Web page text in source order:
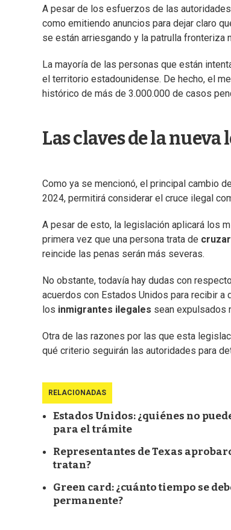
A pesar de los esfuerzos de las
como emitiendo anuncios para dejar claro
se están arriesgando y la patrulla fronteriza
La mayoría de las personas que están
el territorio estadounidense. De hecho, el
histórico de más de 3.000.000 de casos
Las claves de la
Como ya se mencionó, el principal cambio
2024, permitirá considerar el cruce ilegal
A pesar de esto, la legislación aplicará los
primera vez que una persona trata de
reincide las penas serán más severas.
No obstante, todavía hay dudas con
acuerdos con Estados Unidos para recibir a
los inmigrantes ilegales sean expulsados
Otra de las razones por las que esta
qué criterio seguirán las autoridades para
RELACIONADAS
Estados Unidos: ¿quiénes no
para el trámite
Representantes de Texas
tratan?
Green card: ¿cuánto tiempo se
permanente?